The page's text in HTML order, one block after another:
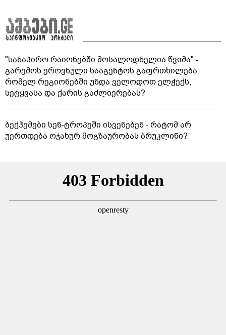
"სანაპირო რაიონებში მოსალოდნელია წვიმა" -
გარემოს ეროვნული სააგენტოს გაფრთხილება:
რომელ რეგიონებში უნდა ველოდოთ ელჭექს,
სეტყვასა და ქარის გაძლიერებას?
ბექჰემები სენ-ტროპეში ისვენებენ - რატომ არ
უერთდება ოჯახურ მოგზაურობას ბრუკლინი?